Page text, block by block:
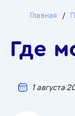
Главная
Где
1 августа